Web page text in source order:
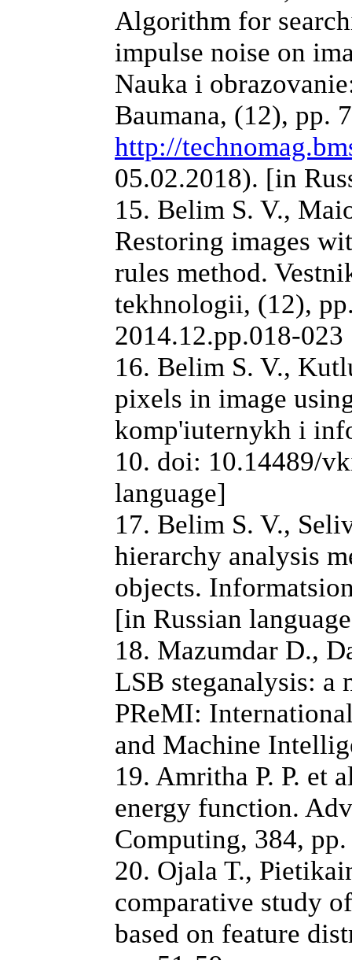
Algorithm for
impulse noise on
Nauka i
Baumana, (12), pp.
http://
05.02.2018). [in
15. Belim S. V.,
Restoring images
rules method.
tekhnologii, (12),
2014.12.pp.018-
16. Belim S. V.,
pixels in image
komp'iuternykh i
10. doi: 10.14489/
language]
17. Belim S. V.,
hierarchy analysis
objects.
[in Russian
18. Mazumdar D.,
LSB steganalysis: а
PReMI:
and Machine
19. Amritha P. P. et
energy function.
Computing, 384,
20. Ojala T.,
comparative study
based on feature